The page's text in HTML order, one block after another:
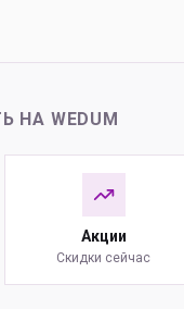
НА WEDUM
Акции
Скидки сейчас